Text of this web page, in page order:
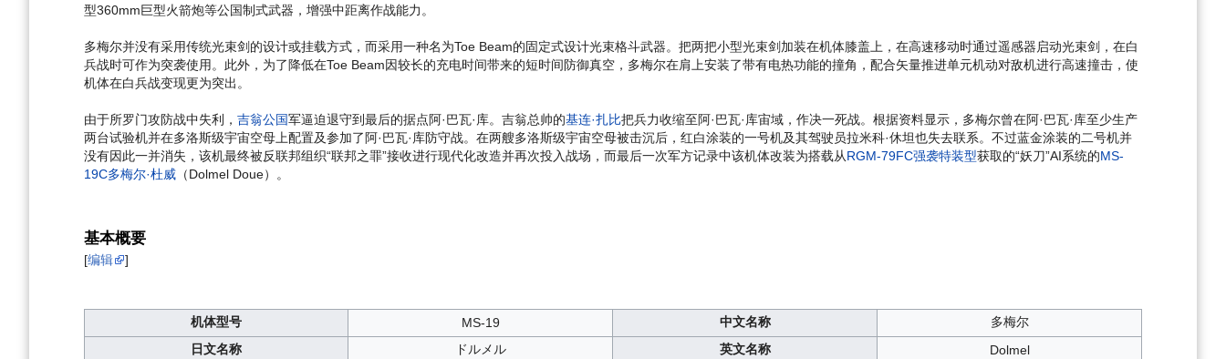
型360mm巨型火箭炮等公国制式武器，增强中距离作战能力。
多梅尔并没有采用传统光束剑的设计或挂载方式，而采用一种名为Toe Beam的固定式设计光束格斗武器。把两把小型光束剑加装在机体膝盖上，在高速移动时通过遥感器启动光束剑，在白
兵战时可作为突袭使用。此外，为了降低在Toe Beam因较长的充电时间带来的短时间防御真空，多梅尔在肩上安装了带有电热功能的撞角，配合矢量推进单元机动对敌机进行高速撞击，使
机体在白兵战变现更为突出。
由于所罗门攻防战中失利， 吉翁公国军逼迫退守到最后的据点阿·巴瓦·库。吉翁总帅的基连·扎比把兵力收缩至阿·巴瓦·库宙域，作决一死战。根据资料显示，多梅尔曾在阿·巴瓦·库至少生产
两台试验机并在多洛斯级宇宙空母上配置及参加了阿·巴瓦·库防守战。在两艘多洛斯级宇宙空母被击沉后，红白涂装的一号机及其驾驶员拉米科·休坦也失去联系。不过蓝金涂装的二号机并
没有因此一并消失，该机最终被反联邦组织“联邦之罪”接收进行现代化改造并再次投入战场，而最后一次军方记录中该机体改装为搭载从RGM-79FC强袭特装型获取的“妖刀”AI系统的MS-
19C多梅尔·杜威 （Dolmel Doue）。
基本概要
[编辑 ]
机体型号 MS-19 中文名称
多梅尔
日文名称
ドルメル 英文名称
Dolmel